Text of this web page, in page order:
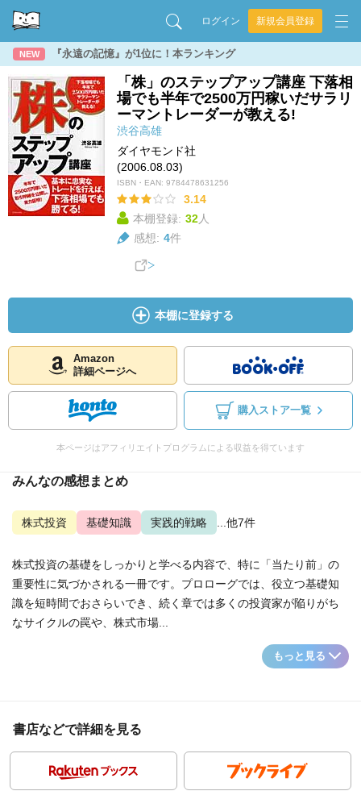
ログイン 新規会員登録
NEW 『永遠の記憶』が1位に！本ランキング
「株」のステップアップ講座 下落相
場でも半年で2500万円稼いだサラリ
ーマントレーダーが教える!
渋谷高雄
ダイヤモンド社
(2006.08.03)
ISBN・EAN: 9784478631256
3.14
本棚登録: 32人
感想: 4件
本棚に登録する
Amazon
詳細ページへ
購入ストア一覧
本ページはアフィリエイトプログラムによる収益を得ています
みんなの感想まとめ
株式投資 基礎知識 実践的戦略 ...他7件
株式投資の基礎をしっかりと学べる内容で、特に「当たり前」の
重要性に気づかされる一冊です。プロローグでは、役立つ基礎知
識を短時間でおさらいでき、続く章では多くの投資家が陥りがち
なサイクルの罠や、株式市場...
もっと見る
書店などで詳細を見る